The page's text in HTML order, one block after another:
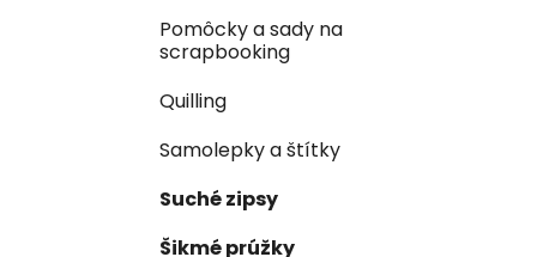
Pomôcky a sady na
scrapbooking
Quilling
Samolepky a štítky
Suché zipsy
Šikmé prúžky